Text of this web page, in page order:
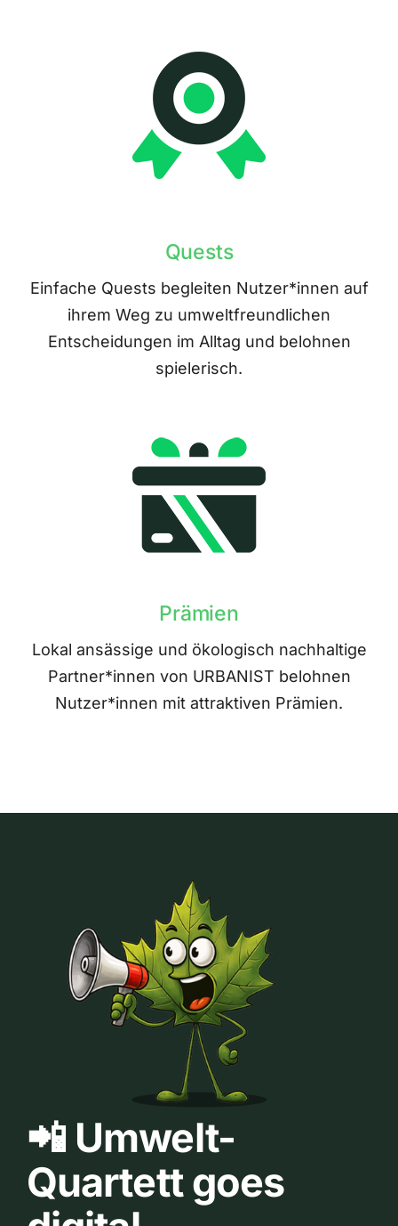
Quests
Einfache Quests begleiten Nutzer*innen auf
ihrem Weg zu umweltfreundlichen
Entscheidungen im Alltag und belohnen
spielerisch.
Prämien
Lokal ansässige und ökologisch nachhaltige
Partner*innen von URBANIST belohnen
Nutzer*innen mit attraktiven Prämien.
📲 Umwelt-
Quartett goes